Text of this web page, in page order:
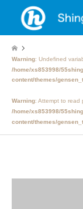
Warning: Undefined
/home/xs853998/
content/themes/
Warning: Attempt to read
/home/xs853998/
content/themes/